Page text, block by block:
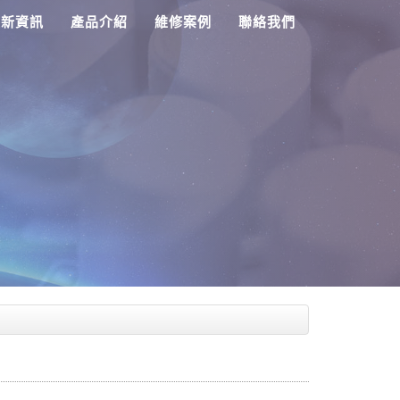
資訊 產品介紹 維修案例 聯絡我們